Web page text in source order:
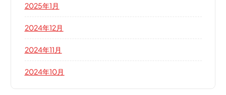
2025年1月
2024年12月
2024年11月
2024年10月